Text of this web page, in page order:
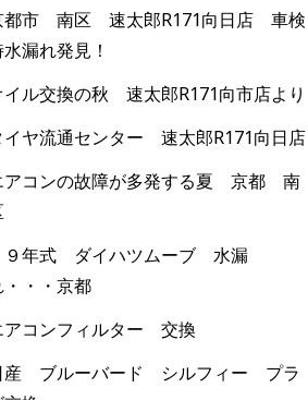
都市 南区 速太郎R171向日店 車検
水漏れ発見！
イル交換の秋 速太郎R171向市店より
イヤ流通センター 速太郎R171向日店
アコンの故障が多発する夏 京都 南
９年式 ダイハツムーブ 水漏
・・・京都
アコンフィルター 交換
産 ブルーバード シルフィー プラ